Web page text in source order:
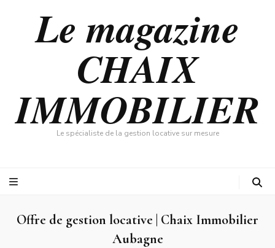
Le magazine
CHAIX
IMMOBILIER
Le spécialiste de la gestion locative sur mesure
Offre de gestion locative | Chaix Immobilier
Aubagne